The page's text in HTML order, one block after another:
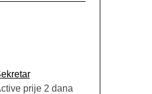
prije 2 dana